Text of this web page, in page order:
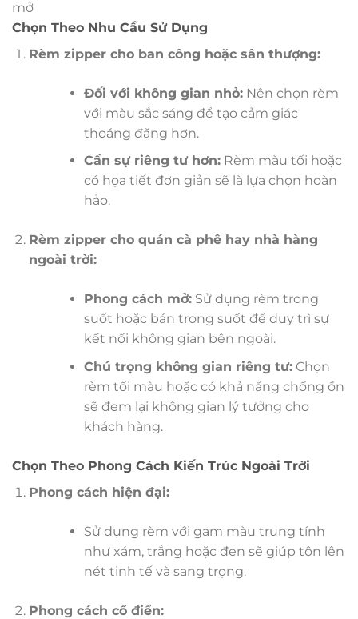
mở
Chọn Theo Nhu Cầu Sử Dụng
Rèm zipper cho ban công hoặc sân thượng:
Đối với không gian nhỏ:Nên chọn rèm
với màu sắc sáng để tạo cảm giác
thoáng đãng hơn.
Cần sự riêng tư hơn:Rèm màu tối hoặc
có họa tiết đơn giản sẽ là lựa chọn hoàn
hảo.
Rèm zipper cho quán cà phê hay nhà hàng
ngoài trời:
Phong cách mở:Sử dụng rèm trong
suốt hoặc bán trong suốt để duy trì sự
kết nối không gian bên ngoài.
Chú trọng không gian riêng tư:Chọn
rèm tối màu hoặc có khả năng chống ồn
sẽ đem lại không gian lý tưởng cho
khách hàng.
Chọn Theo Phong Cách Kiến Trúc Ngoài Trời
Phong cách hiện đại:
Sử dụng rèm với gam màu trung tính
như xám, trắng hoặc đen sẽ giúp tôn lên
nét tinh tế và sang trọng.
Phong cách cổ điển: